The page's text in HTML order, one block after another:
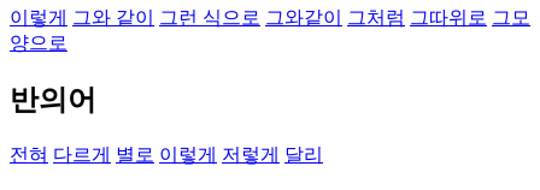
이렇게 그와 같이 그런 식으로 그와같이 그처럼 그따위로 그모
양으로
반의어
전혀 다르게 별로 이렇게 저렇게 달리